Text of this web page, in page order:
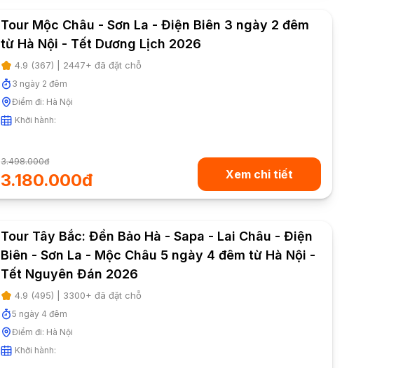
Tour Mộc Châu - Sơn La - Điện Biên 3 ngày 2 đêm
từ Hà Nội - Tết Dương Lịch 2026
4.9 (367) | 2447+ đã đặt chỗ
3 ngày 2 đêm
Điểm đi: Hà Nội
Khởi hành:
3.498.000đ
3.180.000đ Xem chi tiết
Tour Tây Bắc: Đền Bảo Hà - Sapa - Lai Châu - Điện
Biên - Sơn La - Mộc Châu 5 ngày 4 đêm từ Hà Nội -
Tết Nguyên Đán 2026
4.9 (495) | 3300+ đã đặt chỗ
5 ngày 4 đêm
Điểm đi: Hà Nội
Khởi hành: